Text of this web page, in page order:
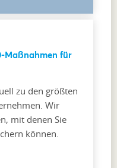
Maßnahmen für
zu den größten
Wir
mit denen Sie
können.